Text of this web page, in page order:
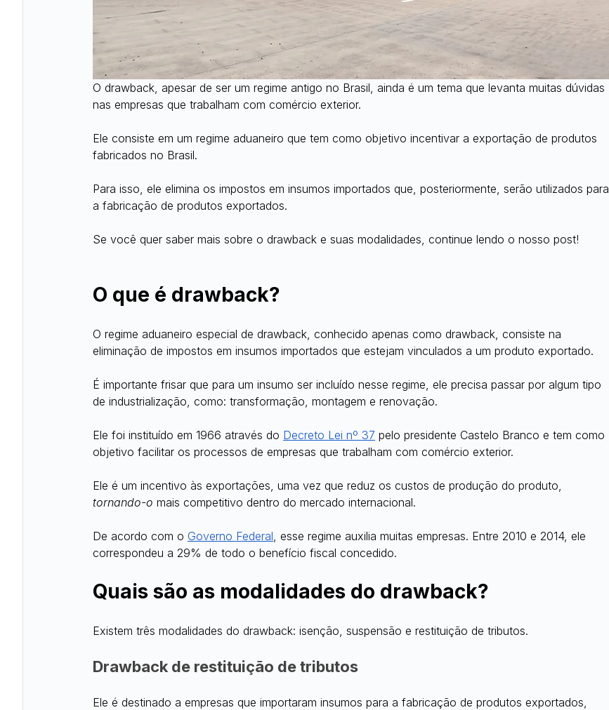
O drawback, apesar de ser um regime antigo no Brasil, ainda é um tema que levanta muitas dúvidas
nas empresas que trabalham com comércio exterior.
Ele consiste em um regime aduaneiro que tem como objetivo incentivar a exportação de produtos
fabricados no Brasil.
Para isso, ele elimina os impostos em insumos importados que, posteriormente, serão utilizados para
a fabricação de produtos exportados.
Se você quer saber mais sobre o drawback e suas modalidades, continue lendo o nosso post!
O que é drawback?
O regime aduaneiro especial de drawback, conhecido apenas como drawback, consiste na
eliminação de impostos em insumos importados que estejam vinculados a um produto exportado.
É importante frisar que para um insumo ser incluído nesse regime, ele precisa passar por algum tipo
de industrialização, como: transformação, montagem e renovação.
Ele foi instituído em 1966 através do Decreto Lei nº 37 pelo presidente Castelo Branco e tem como
objetivo facilitar os processos de empresas que trabalham com comércio exterior.
Ele é um incentivo às exportações, uma vez que reduz os custos de produção do produto,
tornando-o mais competitivo dentro do mercado internacional.
De acordo com o Governo Federal , esse regime auxilia muitas empresas. Entre 2010 e 2014, ele
correspondeu a 29% de todo o benefício fiscal concedido.
Quais são as modalidades do drawback?
Existem três modalidades do drawback: isenção, suspensão e restituição de tributos.
Drawback de restituição de tributos
Ele é destinado a empresas que importaram insumos para a fabricação de produtos exportados,